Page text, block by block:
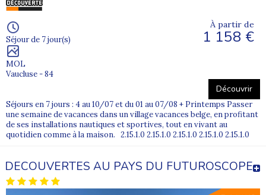
Séjour de 7 jour(s)
MOL
Vaucluse - 84
À partir de
1 158 €
Découvrir
Séjours en 7 jours : 4 au 10/07 et du 01 au 07/08 + Printemps Passer
une semaine de vacances dans un village vacances belge, en profitant
de ses installations nautiques et sportives, tout en vivant au
quotidien comme à la maison. 2.15.1.0 2.15.1.0 2.15.1.0 2.15.1.0 2.15.1.0
DECOUVERTES AU PAYS DU FUTUROSCOPE